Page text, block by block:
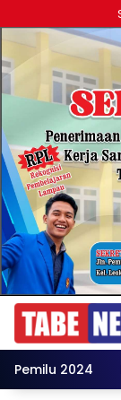
ke
konten
Pemilu 2024